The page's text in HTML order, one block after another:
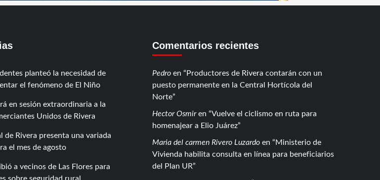
planteó la necesidad de
el fenómeno de El Niño
en sesión extraordinaria a la
Unidos de Rivera
de Rivera presenta una variada
el mes de agosto
a vecinos de Las Flores para
Comentarios recientes
Pedroen
Productores de Rivera contarán con un
puesto permanente en la Central Hortícola del
Norte
Hector Osmiren
Vuelve el ciclismo en ruta para
homenajear a Elio Juárez
Maria del carmen Rivero Luzardoen
Ministerio de
Vivienda habilita consulta en línea para beneficiarios
del Plan UR